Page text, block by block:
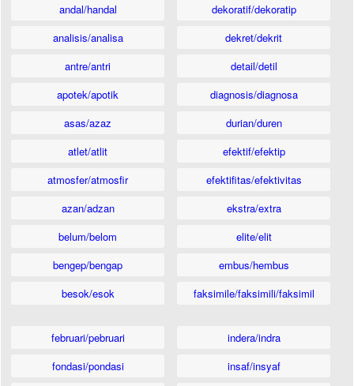
andal/handal
analisis/analisa
antre/antri
apotek/apotik
asas/azaz
atlet/atlit
atmosfer/atmosfir
azan/adzan
belum/belom
bengep/bengap
besok/esok
dekoratif/dekoratip
dekret/dekrit
detail/detil
diagnosis/diagnosa
durian/duren
efektif/efektip
efektifitas/efektivitas
ekstra/extra
elite/elit
embus/hembus
faksimile/faksimili/faksimil
februari/pebruari
fondasi/pondasi
indera/indra
insaf/insyaf